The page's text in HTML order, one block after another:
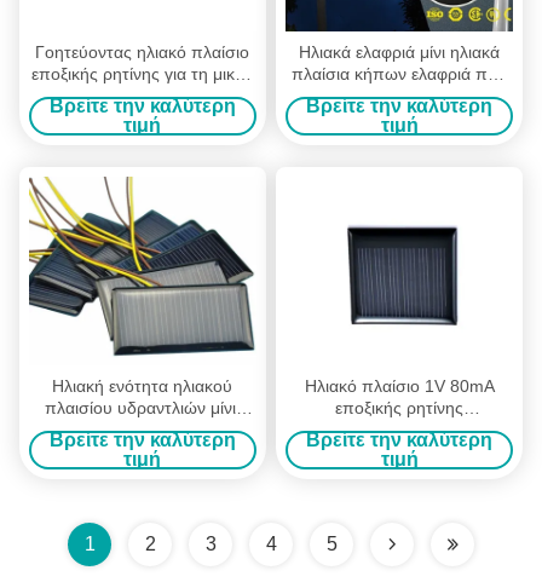
Γοητεύοντας ηλιακό πλαίσιο
εποξικής ρητίνης για τη μικρή
παραγωγή ηλιακής ενέργειας
Βρείτε την καλύτερη
τιμή
Ηλιακά ελαφριά μίνι ηλιακά
πλαίσια κήπων ελαφριά που
σφραγίζει ενάντια στη
διάβρωση
Βρείτε την καλύτερη
τιμή
Ηλιακή ενότητα ηλιακού
πλαισίου υδραντλιών μίνι/
πολυκρυσταλλικά ηλιακά
πλαίσια
Βρείτε την καλύτερη
τιμή
Ηλιακό πλαίσιο 1V 80mA
εποξικής ρητίνης
αυτοκινήτων παιχνιδιών με
την υψηλή αποδοτικότητα
μετατροπής
Βρείτε την καλύτερη
τιμή
1 2 3 4 5